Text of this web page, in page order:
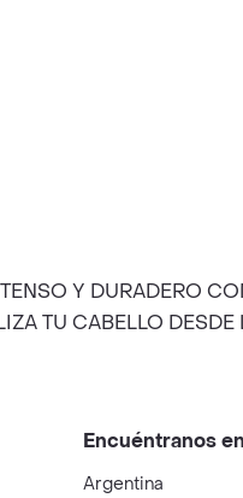
Y DURADERO
TU CABELLO DESDE
Encuéntranos
Argentina